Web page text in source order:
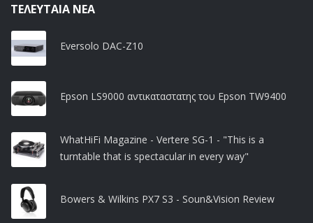
ΤΕΛΕΥΤΑΊΑ ΝΈΑ
Eversolo DAC-Z10
Epson LS9000 αντικαταστατης του Epson TW9400
WhatHiFi Magazine - Vertere SG-1 - "This is a
turntable that is spectacular in every way"
Bowers & Wilkins PX7 S3 - Soun&Vision Review